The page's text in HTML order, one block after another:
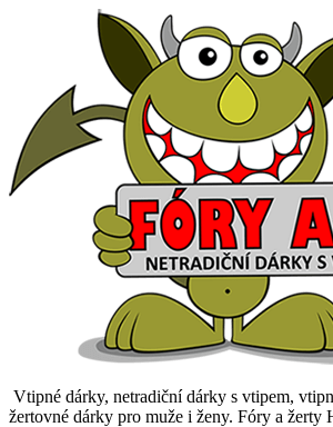
Vtipné dárky, netradiční dárky s vtipem,
žertovné dárky pro muže i ženy. Fóry a žerty